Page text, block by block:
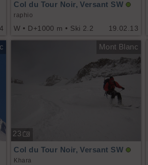
19.02.13
Col du Tour Noir, Versant SW
raphio
W • D+1000 m • Ski 2.2
Mont Blanc
23
Col du Tour Noir, Versant SW
Khara